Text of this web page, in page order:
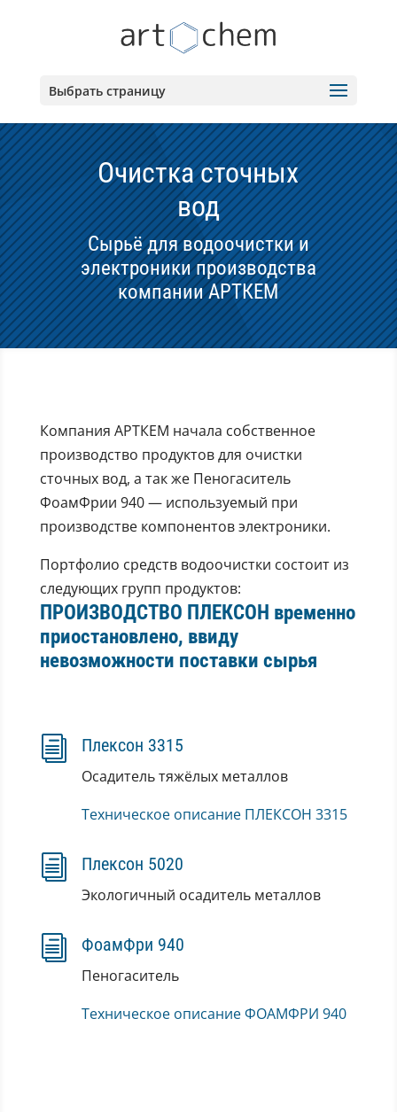
Выбрать страницу
Очистка сточных
вод
Сырьё для водоочистки и
электроники производства
компании АРТКЕМ
Компания АРТКЕМ начала собственное
производство продуктов для очистки
сточных вод, а так же Пеногаситель
ФоамФрии 940 — используемый при
производстве компонентов электроники.
Портфолио средств водоочистки состоит из
следующих групп продуктов:
ПРОИЗВОДСТВО ПЛЕКСОН временно
приостановлено, ввиду
невозможности поставки сырья
i Плексон 3315
Осадитель тяжёлых металлов
Техническое описание ПЛЕКСОН 3315
i Плексон 5020
Экологичный осадитель металлов
i ФоамФри 940
Пеногаситель
Техническое описание ФОАМФРИ 940